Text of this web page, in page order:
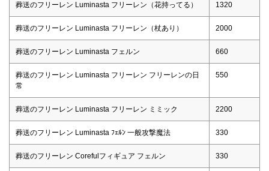
葬送のフリーレン Luminasta フリーレン（花持ってる） 1320
葬送のフリーレン Luminasta フリーレン（杖あり） 2000
葬送のフリーレン Luminasta フェルン 660
葬送のフリーレン Luminasta フリーレン フリーレンの日
常
550
葬送のフリーレン Luminasta フリーレン ミミック 2200
葬送のフリーレン Luminasta ﾌｪﾙﾝ 一般攻撃魔法 330
葬送のフリーレン Corefulフィギュア フェルン 330